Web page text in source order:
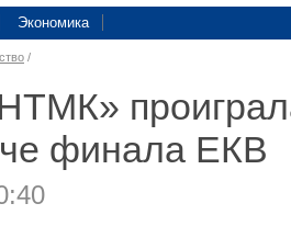
Экономика
/
финала ЕКВ